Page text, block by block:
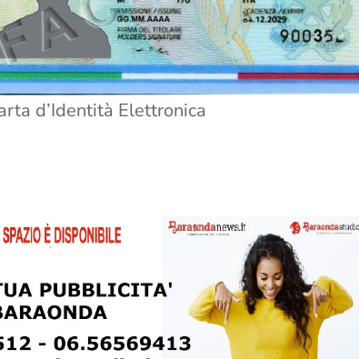
d’Identità Elettronica